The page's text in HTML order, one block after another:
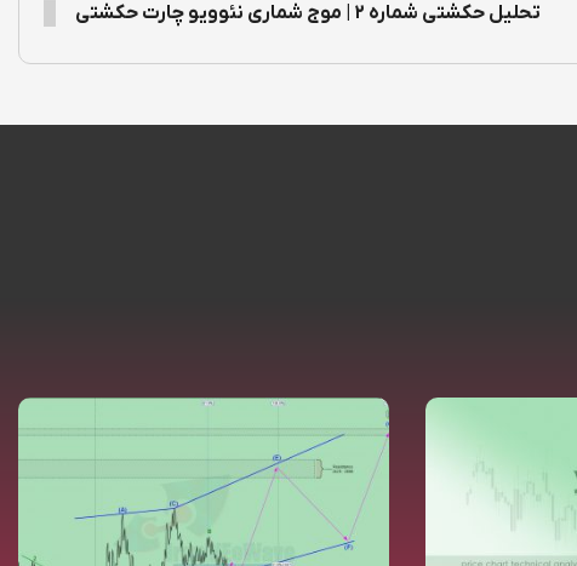
تحلیل حکشتی شماره ۲ | موج شماری نئوویو چارت حکشتی